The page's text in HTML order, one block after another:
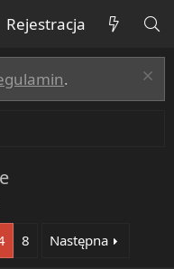
Rejestracja
.
8 Następna